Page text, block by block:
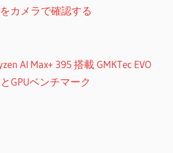
カメラで確認する
AI Max+ 395 搭載 GMKTec EVO
GPUベンチマーク